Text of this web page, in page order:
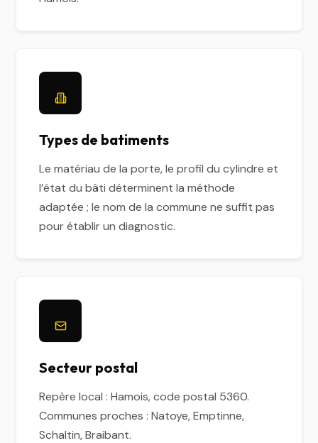
Types de batiments
Le matériau de la porte, le profil du cylindre et
l’état du bâti déterminent la méthode
adaptée ; le nom de la commune ne suffit pas
pour établir un diagnostic.
Secteur postal
Repère local : Hamois, code postal 5360.
Communes proches : Natoye, Emptinne,
Schaltin, Braibant.